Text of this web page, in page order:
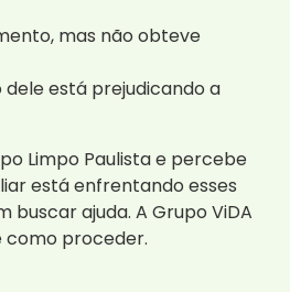
mas não obteve
está prejudicando a
Limpo Paulista e percebe
está enfrentando esses
buscar ajuda. A Grupo ViDA
proceder.